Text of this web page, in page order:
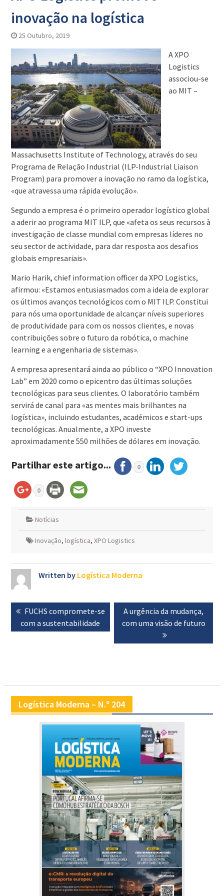
inovação na logística
25 Outubro, 2019
A XPO
Logistics
associou-se
ao MIT –
Massachusetts Institute of Technology, através do seu
Programa de Relação Industrial (ILP-Industrial Liaison
Program) para promover a inovação no ramo da logística,
«que atravessa uma rápida evolução».
Segundo a empresa é o primeiro operador logístico global
a aderir ao programa MIT ILP, que «afeta os seus recursos à
investigação de classe mundial com empresas líderes no
seu sector de actividade, para dar resposta aos desafios
globais empresariais».
Mario Harik, chief information officer da XPO Logistics,
afirmou: «Estamos entusiasmados com a ideia de explorar
os últimos avanços tecnológicos com o MIT ILP. Constitui
para nós uma oportunidade de alcançar níveis superiores
de produtividade para com os nossos clientes, e novas
contribuições sobre o futuro da robótica, o machine
learning e a engenharia de sistemas».
A empresa apresentará ainda ao público o “XPO Innovation
Lab” em 2020 como o epicentro das últimas soluções
tecnológicas para seus clientes. O laboratório também
servirá de canal para «as mentes mais brilhantes na
logística», incluindo estudantes, académicos e start-ups
tecnológicas. Anualmente, a XPO investe
aproximadamente 550 milhões de dólares em inovação.
Partilhar este artigo... 0
0
Notícias
Inovação, logística, XPO Logistics
Written by Logística Moderna
Navegação
de
artigos
Previous
post:
FUCHS compromete-se
com a sustentabilidade
Next
post:
A urgência da mudança,
com uma visão de futuro
Logística Moderna – N.º 204